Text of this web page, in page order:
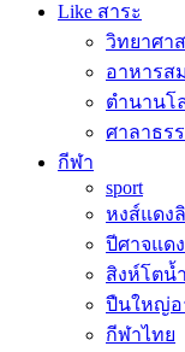
Like สาระ
วิทยาศา
อาหารส
ตำนานโ
ศาลาธร
กีฬา
sport
หงส์แดง
ปีศาจแด
สิงห์โตน้
ปืนใหญ่อ
กีฬาไทย